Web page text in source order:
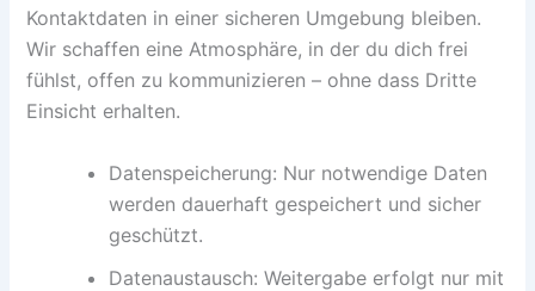
Kontaktdaten in einer sicheren Umgebung bleiben.
Wir schaffen eine Atmosphäre, in der du dich frei
fühlst, offen zu kommunizieren – ohne dass Dritte
Einsicht erhalten.
Datenspeicherung: Nur notwendige Daten
werden dauerhaft gespeichert und sicher
geschützt.
Datenaustausch: Weitergabe erfolgt nur mit